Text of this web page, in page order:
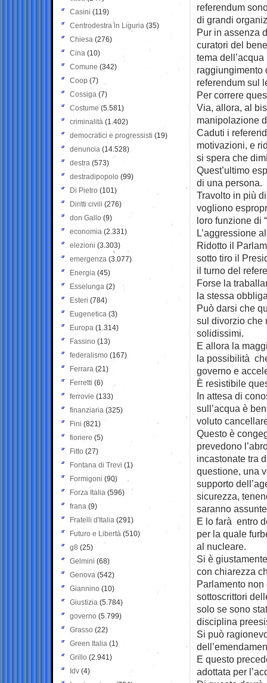
referendum
di grandi
Pur in assenza
curatori del
tema
raggiungimento
referendum sul
Per correre
Via, allora, al
manipolazione
Caduti i
motivazioni, e
si spera che
Quest’ultimo
di una persona.
Travolto in più
vogliono
loro funzione di
L’aggressione
Ridotto il
sotto tiro il
il turno del
Forse la
la stessa
Può darsi che
sul divorzio che
solidissimi.
E allora la
la possibilità
governo e
È resistibile
In attesa di
sull’acqua è
voluto
Questo è
prevedono
incastonate tra
questione, una
supporto
sicurezza,
saranno
E lo farà entro
per la quale
al nucleare.
Si è
con chiarezza
Parlamento non
sottoscrittori
solo se sono
disciplina
Si può
E questo
adottata per
Casini (119)
Centrodestra in Liguria (35)
Chiesa (276)
Cina (10)
Comune (342)
Coop (7)
Cossiga (7)
Costume (5.581)
criminalità (1.402)
democratici e progressisti (19)
denuncia (14.528)
destra (573)
destradipopolo (99)
Di Pietro (101)
Diritti civili (276)
don Gallo (9)
economia (2.331)
elezioni (3.303)
emergenza (3.077)
Energia (45)
Esselunga (2)
Esteri (784)
Eugenetica (3)
Europa (1.314)
Fassino (13)
federalismo (167)
Ferrara (21)
Ferretti (6)
ferrovie (133)
finanziaria (325)
Fini (821)
fioriere (5)
Fitto (27)
Fontana di Trevi (1)
Formigoni (90)
Forza Italia (596)
frana (9)
Fratelli d'Italia (291)
Futuro e Libertà (510)
g8 (25)
Gelmini (68)
Genova (542)
Giannino (10)
Giustizia (5.784)
governo (5.799)
Grasso (22)
Green Italia (1)
Grillo (2.941)
Idv (4)